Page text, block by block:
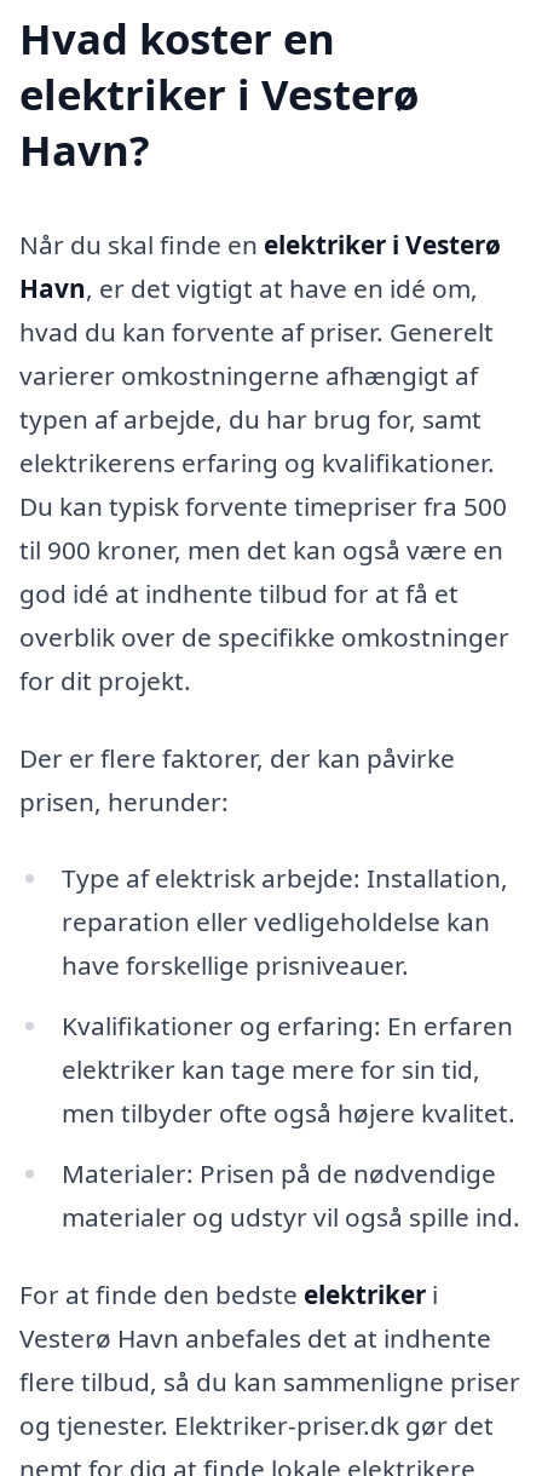
Hvad koster en
elektriker i Vesterø
Havn?
Når du skal finde en elektriker i Vesterø
Havn, er det vigtigt at have en idé om,
hvad du kan forvente af priser. Generelt
varierer omkostningerne afhængigt af
typen af arbejde, du har brug for, samt
elektrikerens erfaring og kvalifikationer.
Du kan typisk forvente timepriser fra 500
til 900 kroner, men det kan også være en
god idé at indhente tilbud for at få et
overblik over de specifikke omkostninger
for dit projekt.
Der er flere faktorer, der kan påvirke
prisen, herunder:
Type af elektrisk arbejde: Installation,
reparation eller vedligeholdelse kan
have forskellige prisniveauer.
Kvalifikationer og erfaring: En erfaren
elektriker kan tage mere for sin tid,
men tilbyder ofte også højere kvalitet.
Materialer: Prisen på de nødvendige
materialer og udstyr vil også spille ind.
For at finde den bedste elektriker i
Vesterø Havn anbefales det at indhente
flere tilbud, så du kan sammenligne priser
og tjenester. Elektriker-priser.dk gør det
nemt for dig at finde lokale elektrikere